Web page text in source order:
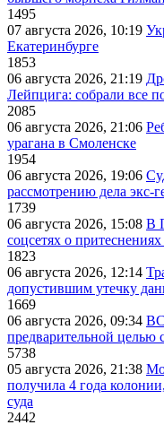
1495
07 августа 2026, 10:19
Екатеринбурге
1853
06 августа 2026, 21:19
Лейпцига: собрали все
2085
06 августа 2026, 21:06
урагана в Смоленске
1954
06 августа 2026, 19:06
рассмотрению дела
1739
06 августа 2026, 15:08 В
соцсетях о
1823
06 августа 2026, 12:14
допустившим утечку
1669
06 августа 2026, 09:34
предварительной
5738
05 августа 2026, 21:38
получила 4 года
суда
2442